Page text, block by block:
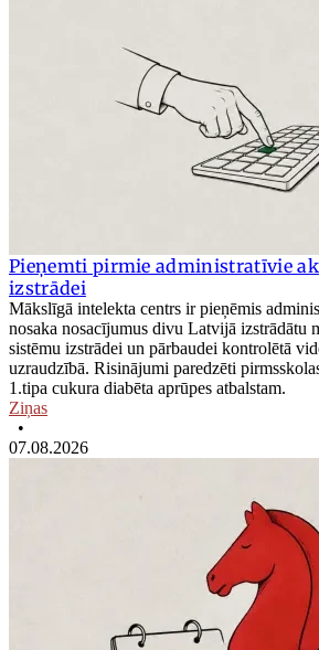
Pieņemti pirmie administratīvie
izstrādei
Mākslīgā intelekta centrs ir pieņēmis
nosaka nosacījumus divu Latvijā izstrādātu
sistēmu izstrādei un pārbaudei kontrolētā
uzraudzībā. Risinājumi paredzēti
1.tipa cukura diabēta aprūpes atbalstam.
Ziņas
•
07.08.2026